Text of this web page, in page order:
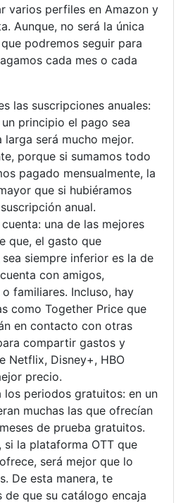
varios perfiles en Amazon y
Aunque, no será la única
podremos seguir para
cada mes o cada
las suscripciones anuales:
principio el pago sea
larga será mucho mejor.
porque si sumamos todo
pagado mensualmente, la
que si hubiéramos
anual.
una de las mejores
que, el gasto que
siempre inferior es la de
con amigos,
familiares. Incluso, hay
como Together Price que
en contacto con otras
compartir gastos y
Netflix, Disney+, HBO
precio.
los periodos gratuitos: en un
muchas las que ofrecían
de prueba gratuitos.
si la plataforma OTT que
será mejor que lo
De esta manera, te
de que su catálogo encaja